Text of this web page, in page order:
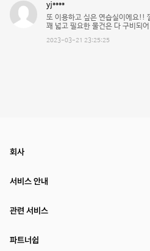
yj****
또 이용하고 싶은 연습실이에요!!
꽤 넓고 필요한 물건은 다 구비되
2023-03-21 23:25:25
회사
서비스 안내
관련 서비스
파트너쉽